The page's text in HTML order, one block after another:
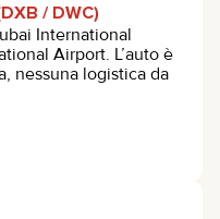
/ DWC)
International
Airport. L’auto è
nessuna logistica da